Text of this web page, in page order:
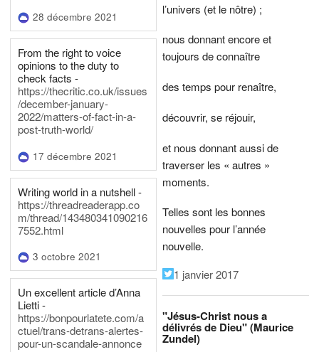
28 décembre 2021
From the right to voice
opinions to the duty to
check facts -
https://thecritic.co.uk/issues
/december-january-
2022/matters-of-fact-in-a-
post-truth-world/
17 décembre 2021
Writing world in a nutshell -
https://threadreaderapp.co
m/thread/143480341090216
7552.html
3 octobre 2021
Un excellent article d’Anna
Lietti -
https://bonpourlatete.com/a
ctuel/trans-detrans-alertes-
pour-un-scandale-annonce
l’univers (et le nôtre) ;
nous donnant encore et
toujours de connaître
des temps pour renaître,
découvrir, se réjouir,
et nous donnant aussi de
traverser les « autres »
moments.
Telles sont les bonnes
nouvelles pour l’année
nouvelle.
1 janvier 2017
"Jésus-Christ nous a
délivrés de Dieu" (Maurice
Zundel)